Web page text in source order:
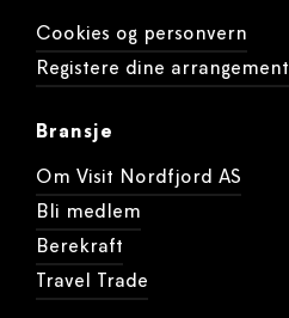
Cookies og personvern
Registere dine arrangement
Bransje
Om Visit Nordfjord AS
Bli medlem
Berekraft
Travel Trade